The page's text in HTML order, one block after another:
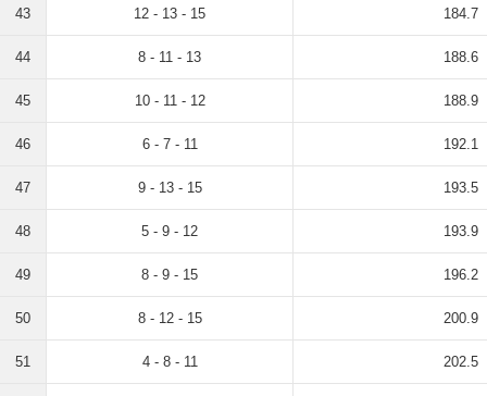
43 12 - 13 - 15 184.7
44 8 - 11 - 13 188.6
45 10 - 11 - 12 188.9
46 6 - 7 - 11 192.1
47 9 - 13 - 15 193.5
48 5 - 9 - 12 193.9
49 8 - 9 - 15 196.2
50 8 - 12 - 15 200.9
51 4 - 8 - 11 202.5